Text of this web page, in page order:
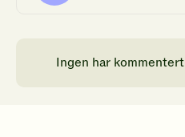
Ingen har